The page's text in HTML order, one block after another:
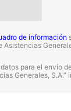
de información
Asistencias
para el envío
Generales,